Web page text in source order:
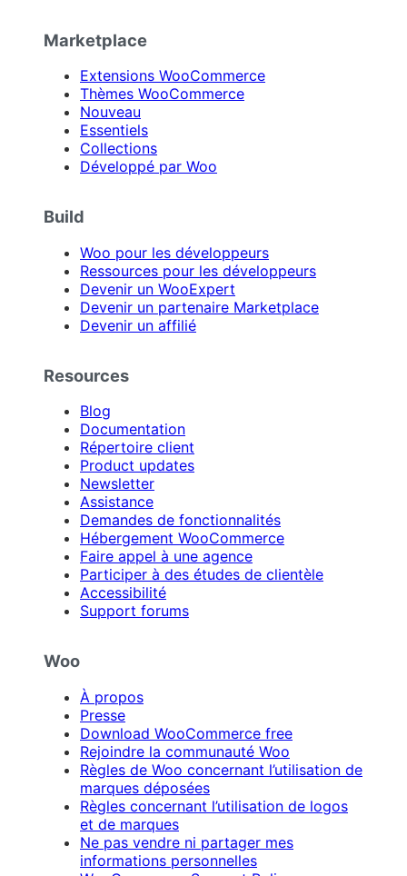
Marketplace
Extensions WooCommerce
Thèmes WooCommerce
Nouveau
Essentiels
Collections
Développé par Woo
Build
Woo pour les développeurs
Ressources pour les développeurs
Devenir un WooExpert
Devenir un partenaire Marketplace
Devenir un affilié
Resources
Blog
Documentation
Répertoire client
Product updates
Newsletter
Assistance
Demandes de fonctionnalités
Hébergement WooCommerce
Faire appel à une agence
Participer à des études de clientèle
Accessibilité
Support forums
Woo
À propos
Presse
Download WooCommerce free
Rejoindre la communauté Woo
Règles de Woo concernant l’utilisation de
marques déposées
Règles concernant l’utilisation de logos
et de marques
Ne pas vendre ni partager mes
informations personnelles